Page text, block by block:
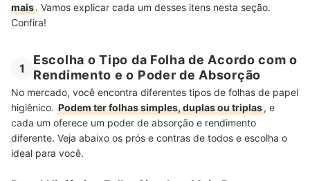
mais. Vamos explicar cada um desses itens nesta seção.
Confira!
1
Escolha o Tipo da Folha de Acordo com o
Rendimento e o Poder de Absorção
No mercado, você encontra diferentes tipos de folhas de papel
higiênico. Podem ter folhas simples, duplas ou triplas, e
cada um oferece um poder de absorção e rendimento
diferente. Veja abaixo os prós e contras de todos e escolha o
ideal para você.